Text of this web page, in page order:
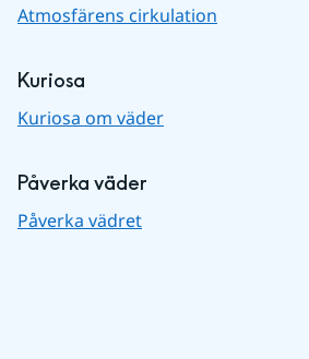
Atmosfärens cirkulation
Kuriosa
Kuriosa om väder
Påverka väder
Påverka vädret